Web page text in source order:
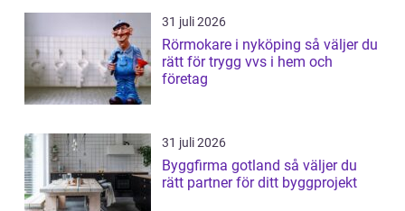
31 juli 2026
Rörmokare i nyköping så väljer du
rätt för trygg vvs i hem och
företag
31 juli 2026
Byggfirma gotland så väljer du
rätt partner för ditt byggprojekt